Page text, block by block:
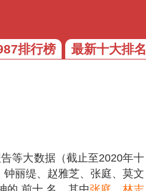
排行榜 最新十大排名
等大数据（截止至2020年十
丽缇、赵雅芝、张庭、莫文